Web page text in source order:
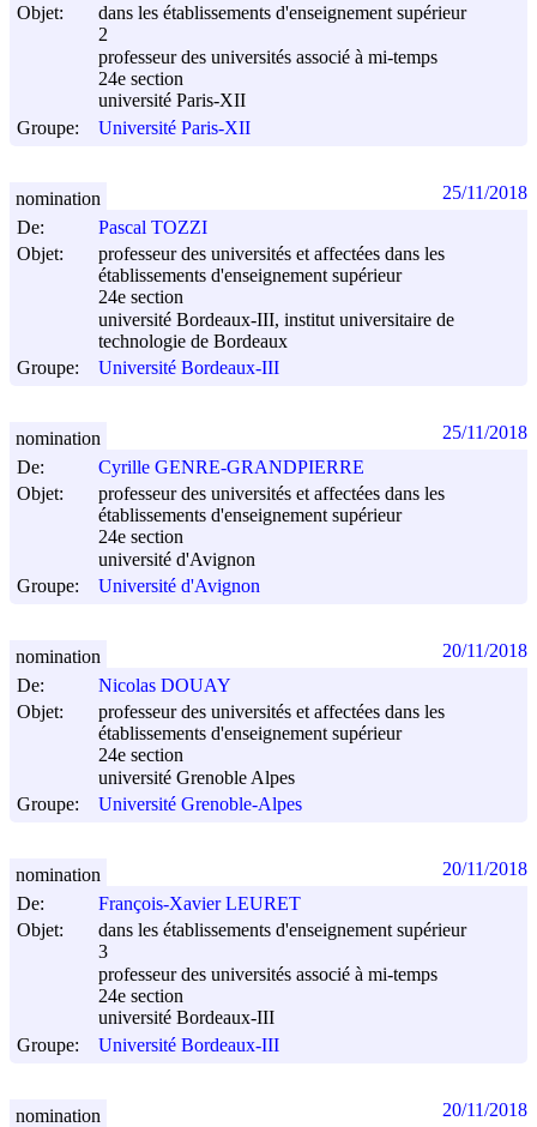
Objet:
dans les établissements d'enseignement supérieur
2
professeur des universités associé à mi-temps
24e section
université Paris-XII
Groupe:
Université Paris-XII
De:
Pascal TOZZI
Objet:
professeur des universités et affectées dans les
établissements d'enseignement supérieur
24e section
université Bordeaux-III, institut universitaire de
technologie de Bordeaux
Groupe:
Université Bordeaux-III
nomination 25/11/2018
De:
Cyrille GENRE-GRANDPIERRE
Objet:
professeur des universités et affectées dans les
établissements d'enseignement supérieur
24e section
université d'Avignon
Groupe:
Université d'Avignon
nomination 25/11/2018
De:
Nicolas DOUAY
Objet:
professeur des universités et affectées dans les
établissements d'enseignement supérieur
24e section
université Grenoble Alpes
Groupe:
Université Grenoble-Alpes
nomination 20/11/2018
De:
François-Xavier LEURET
Objet:
dans les établissements d'enseignement supérieur
3
professeur des universités associé à mi-temps
24e section
université Bordeaux-III
Groupe:
Université Bordeaux-III
nomination 20/11/2018
nomination 20/11/2018